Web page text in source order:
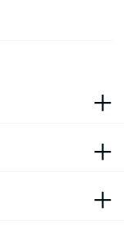
+
+
+